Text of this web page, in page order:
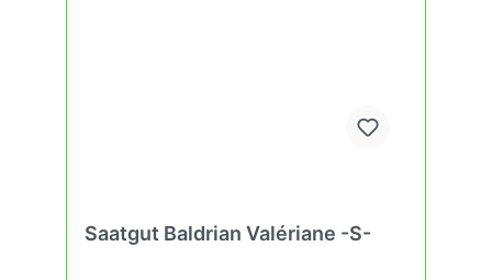
Saatgut Baldrian Valériane -S-